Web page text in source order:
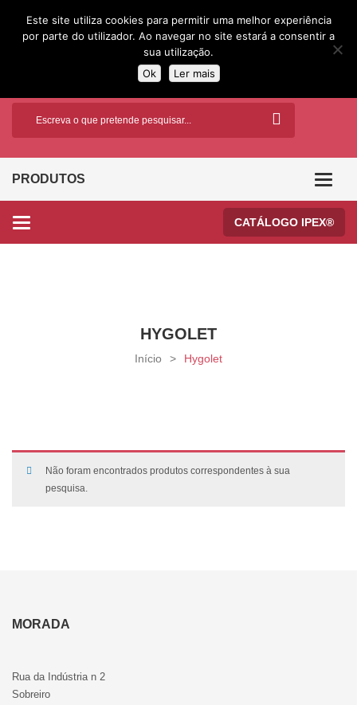
PRODUTOS
Categories CATÁLOGO IPEX®
HYGOLET
Início > Hygolet
Não foram encontrados produtos correspondentes à sua
pesquisa.
MORADA
Rua da Indústria n 2
Sobreiro
Este site utiliza cookies para permitir uma melhor experiência
por parte do utilizador. Ao navegar no site estará a consentir a
sua utilização.
Ok
Ler mais